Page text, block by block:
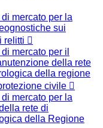
mercato per la
sui
relitti
mercato per il
della rete
della regione
civile
mercato per la
rete di
della Regione